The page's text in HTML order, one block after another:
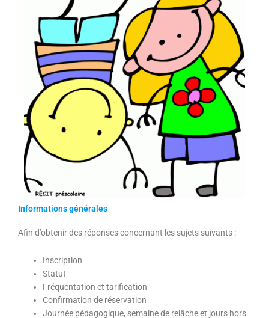
Informations générales
Afin d’obtenir des réponses concernant les sujets suivants :
Inscription
Statut
Fréquentation et tarification
Confirmation de réservation
Journée pédagogique, semaine de relâche et jours hors